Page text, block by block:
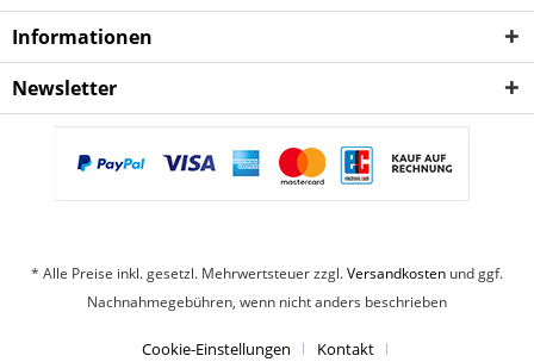
Informationen
Newsletter
* Alle Preise inkl. gesetzl. Mehrwertsteuer zzgl.Versandkosten und ggf.
Nachnahmegebühren, wenn nicht anders beschrieben
Cookie-Einstellungen
Kontakt